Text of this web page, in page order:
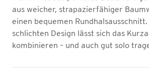
aus weicher, strapazierfähiger
einen bequemen
schlichten Design lässt sich das
kombinieren – und auch gut solo